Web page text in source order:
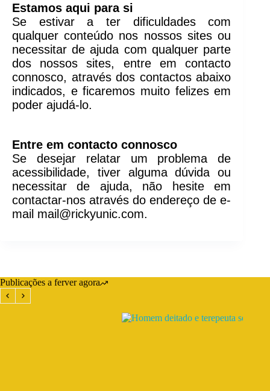
Estamos aqui para si
Se estivar a ter dificuldades com
qualquer conteúdo nos nossos sites ou
necessitar de ajuda com qualquer parte
dos nossos sites, entre em contacto
connosco, através dos contactos abaixo
indicados, e ficaremos muito felizes em
poder ajudá-lo.
Entre em contacto connosco
Se desejar relatar um problema de
acessibilidade, tiver alguma dúvida ou
necessitar de ajuda, não hesite em
contactar-nos através do endereço de e-
mail mail@rickyunic.com.
Publicações a ferver agora